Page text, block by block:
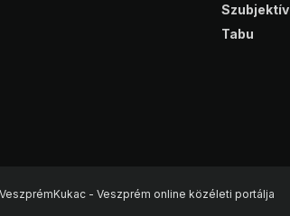
Szubjektív
Tabu
- Veszprém online közéleti portálja